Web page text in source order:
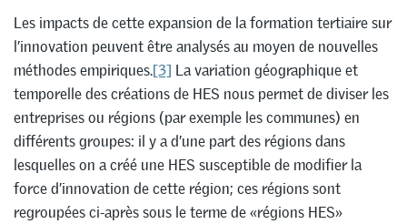
Les impacts de cette expansion de la formation tertiaire sur
l’innovation peuvent être analysés au moyen de nouvelles
méthodes empiriques.[3] La variation géographique et
temporelle des créations de HES nous permet de diviser les
entreprises ou régions (par exemple les communes) en
différents groupes: il y a d’une part des régions dans
lesquelles on a créé une HES susceptible de modifier la
force d’innovation de cette région; ces régions sont
regroupées ci-après sous le terme de «régions HES»